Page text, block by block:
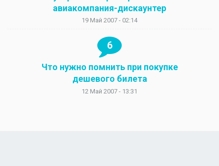
авиакомпания-дискаунтер
19 Май 2007 - 02:14
6
Что нужно помнить при покупке
дешевого билета
12 Май 2007 - 13:31